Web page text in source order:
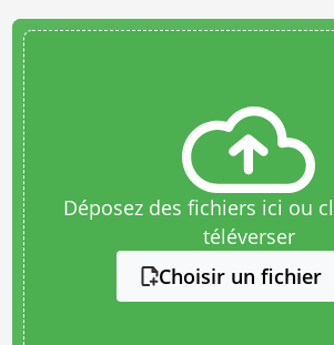
Déposez des fichiers ici ou
téléverser
Choisir un fichier